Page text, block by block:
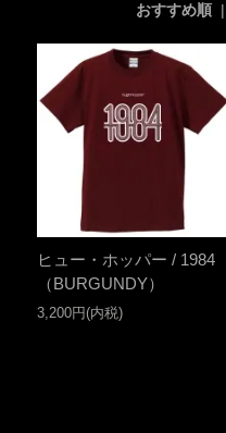
おすすめ順|
ヒュー・ホッパー / 1984
（BURGUNDY）
3,200円(内税)